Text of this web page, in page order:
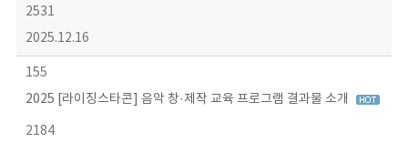
2531
2025.12.16
155
2025 [라이징스타콘] 음악 창·제작 교육 프로그램 결과물 소개
2184